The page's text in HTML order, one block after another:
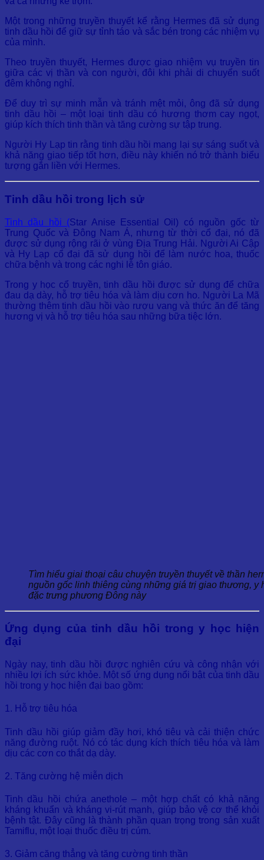
Một trong những truyền thuyết kể rằng Hermes đã sử dụng
tinh dầu hồi để giữ sự tỉnh táo và sắc bén trong các nhiệm vụ
của mình.
Theo truyền thuyết, Hermes được giao nhiệm vụ truyền tin
giữa các vị thần và con người, đôi khi phải di chuyển suốt
đêm không nghỉ.
Để duy trì sự minh mẫn và tránh mệt mỏi, ông đã sử dụng
tinh dầu hồi – một loại tinh dầu có hương thơm cay ngọt,
giúp kích thích tinh thần và tăng cường sự tập trung.
Người Hy Lạp tin rằng tinh dầu hồi mang lại sự sáng suốt và
khả năng giao tiếp tốt hơn, điều này khiến nó trở thành biểu
tượng gắn liền với Hermes.
Tinh dầu hồi trong lịch sử
Tinh dầu hồi (Star Anise Essential Oil) có nguồn gốc từ
Trung Quốc và Đông Nam Á, nhưng từ thời cổ đại, nó đã
được sử dụng rộng rãi ở vùng Địa Trung Hải. Người Ai Cập
và Hy Lạp cổ đại đã sử dụng hồi để làm nước hoa, thuốc
chữa bệnh và trong các nghi lễ tôn giáo.
Trong y học cổ truyền, tinh dầu hồi được sử dụng để chữa
đau dạ dày, hỗ trợ tiêu hóa và làm dịu cơn ho. Người La Mã
thường thêm tinh dầu hồi vào rượu vang và thức ăn để tăng
hương vị và hỗ trợ tiêu hóa sau những bữa tiệc lớn.
Tìm hiểu giai thoại câu chuyện truyền thuyết về thần
nguồn gốc linh thiêng cùng những giá trị giao thương,
đặc trưng phương Đông này
Ứng dụng của tinh dầu hồi trong y học hiện
đại
Ngày nay, tinh dầu hồi được nghiên cứu và công nhận với
nhiều lợi ích sức khỏe. Một số ứng dụng nổi bật của tinh dầu
hồi trong y học hiện đại bao gồm:
1. Hỗ trợ tiêu hóa
Tinh dầu hồi giúp giảm đầy hơi, khó tiêu và cải thiện chức
năng đường ruột. Nó có tác dụng kích thích tiêu hóa và làm
dịu các cơn co thắt dạ dày.
2. Tăng cường hệ miễn dịch
Tinh dầu hồi chứa anethole – một hợp chất có khả năng
kháng khuẩn và kháng vi-rút mạnh, giúp bảo vệ cơ thể khỏi
bệnh tật. Đây cũng là thành phần quan trọng trong sản xuất
Tamiflu, một loại thuốc điều trị cúm.
3. Giảm căng thẳng và tăng cường tinh thần